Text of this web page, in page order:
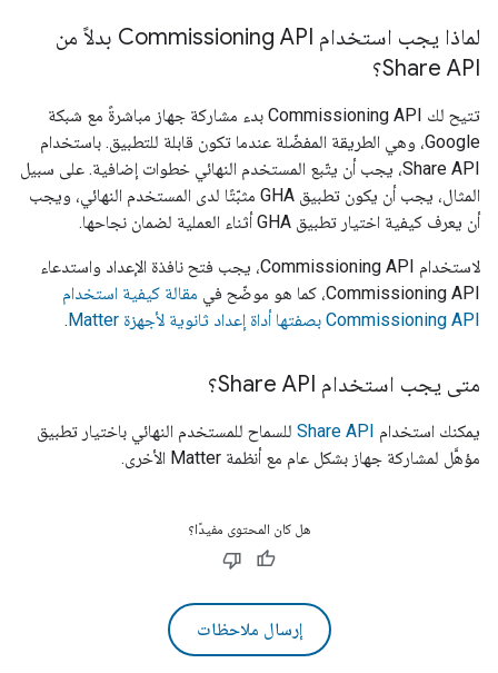
لماذا يجب استخدام Commissioning API بدلاً من
Share API؟
تتيح لك Commissioning API بدء مشاركة جهاز مباشرةً مع شبكة
Google، وهي الطريقة المفضّلة عندما تكون قابلة للتطبيق. باستخدام
Share API، يجب أن يتّبع المستخدم النهائي خطوات إضافية. على سبيل
المثال، يجب أن يكون تطبيق GHA مثبّتًا لدى المستخدم النهائي، ويجب
أن يعرف كيفية اختيار تطبيق GHAأثناء العملية لضمان نجاحها.
لاستخدام Commissioning API، يجب فتح نافذة الإعداد واستدعاء
Commissioning API، كما هو موضّح في
مقالة كيفية استخدام
Commissioning API بصفتها أداة إعداد ثانوية لأجهزة Matter
.
متى يجب استخدام Share API؟
يمكنك استخدام Share API للسماح للمستخدم النهائي باختيار تطبيق
مؤهَّل لمشاركة جهاز بشكل عام مع أنظمة Matter الأخرى.
هل كان المحتوى مفيدًا؟
إرسال ملاحظات